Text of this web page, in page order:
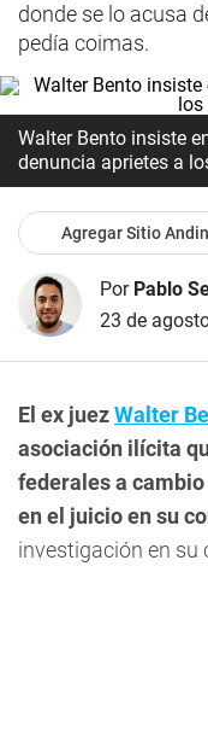
donde se lo acusa
pedía coimas.
Walter Bento insiste
denuncia aprietes a
Agregar Sitio
Por Pablo
23 de
El ex juezWalter
asociación ilícita
federales a
en el juicio en su
investigación en su